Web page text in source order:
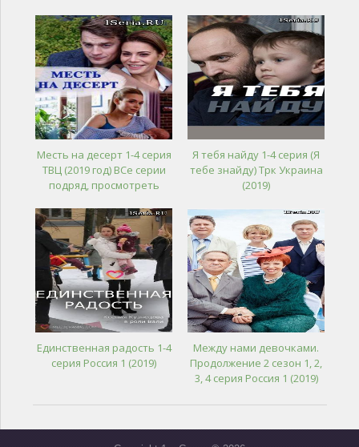
Месть на десерт 1-4 серия
ТВЦ (2019 год) ВСе серии
подряд, просмотреть
Я тебя найду 1-4 серия (Я
тебе знайду) Трк Украина
(2019)
Единственная радость 1-4
серия Россия 1 (2019)
Между нами девочками.
Продолжение 2 сезон 1, 2,
3, 4 серия Россия 1 (2019)